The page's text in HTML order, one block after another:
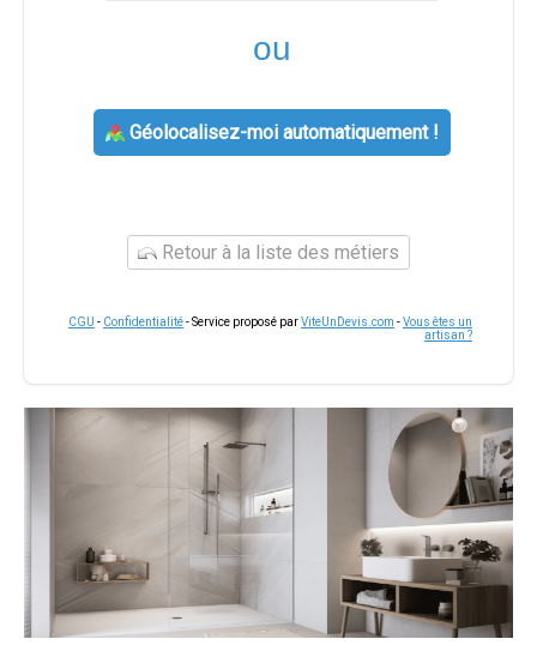
ou
Géolocalisez-moi automatiquement !
Retour à la liste des métiers
CGU - Confidentialité- Service proposé parViteUnDevis.com -Vous êtes un
artisan ?